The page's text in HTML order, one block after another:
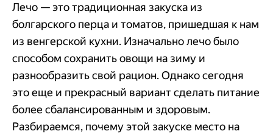
Лечо — это традиционная закуска из
болгарского перца и томатов, пришедшая к нам
из венгерской кухни. Изначально лечо было
способом сохранить овощи на зиму и
разнообразить свой рацион. Однако сегодня
это еще и прекрасный вариант сделать питание
более сбалансированным и здоровым.
Разбираемся, почему этой закуске место на